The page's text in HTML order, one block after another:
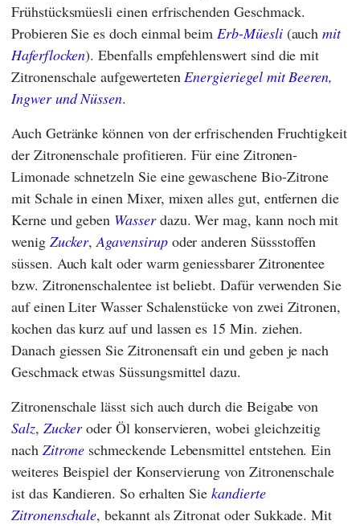
Frühstücksmüesli einen erfrischenden Geschmack.
Probieren Sie es doch einmal beimErb-Müesli(auchmit
Haferflocken). Ebenfalls empfehlenswert sind die mit
Zitronenschale aufgewertetenEnergieriegel mit Beeren,
Ingwer und Nüssen.
Auch Getränke können von der erfrischenden Fruchtigkeit
der Zitronenschale profitieren. Für eine Zitronen-
Limonade schnetzeln Sie eine gewaschene Bio-Zitrone
mit Schale in einen Mixer, mixen alles gut, entfernen die
Kerne und geben Wasserdazu. Wer mag, kann noch mit
wenig Zucker,Agavensirupoder anderen Süssstoffen
süssen. Auch kalt oder warm geniessbarer Zitronentee
bzw. Zitronenschalentee ist beliebt. Dafür verwenden Sie
auf einen Liter Wasser Schalenstücke von zwei Zitronen,
kochen das kurz auf und lassen es 15 Min. ziehen.
Danach giessen Sie Zitronensaft ein und geben je nach
Geschmack etwas Süssungsmittel dazu.
Zitronenschale lässt sich auch durch die Beigabe von
Salz, Zuckeroder Öl konservieren, wobei gleichzeitig
nach Zitrone schmeckende Lebensmittel entstehen. Ein
weiteres Beispiel der Konservierung von Zitronenschale
ist das Kandieren. So erhalten Siekandierte
Zitronenschale, bekannt als Zitronat oder Sukkade. Mit